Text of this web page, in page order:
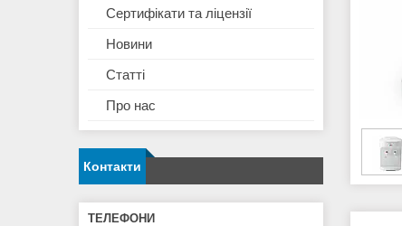
Сертифікати та ліцензії
Новини
Статті
Про нас
Контакти